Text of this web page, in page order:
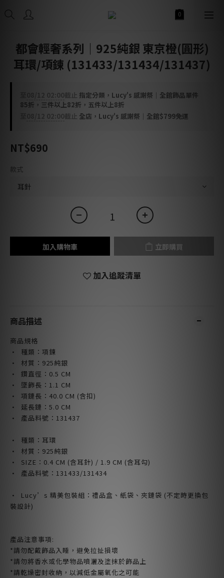
都會輕奢系列｜925純銀 東京橙(圓形)
耳環/項鍊 (131433/131434/131437)
08/12 02:00截止 指定分類，Lucy's 感謝祭｜全館飾品單件
85折，三件以上82折，五件以上8折
08/12 02:00截止 全店，Lucy's 感謝祭｜全館$799免運
NT$690
款式
加入購物車 立即購買
加入追蹤清單
商品描述
商品規格
· 種類：項鍊
· 材質：925純銀
· 鑽直徑：0.5 CM
· 墜飾長：1.1 CM
· 項鏈長 ：40.0 CM (含扣)
· 延長鏈：5.0 CM
· 產品料號：131437
· 種類：耳環
· 材質：925純銀
· SIZE：0.4 CM (含耳針) / 1.9 CM (含耳勾)
· 產品料號：131433/131434
· Lucy’s 精美包裝組：禮品盒、紙袋、夾鏈袋 (不定時更換包
裝設計)
產品注意事項:
*請勿配戴飾品入睡，避免拉扯損壞
*請勿將香水或化學物品噴灑及塗抹於飾品上
*請乾燥密封收納，以減低金屬氧化之可能